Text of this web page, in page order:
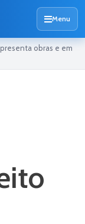
Menu
obras e em